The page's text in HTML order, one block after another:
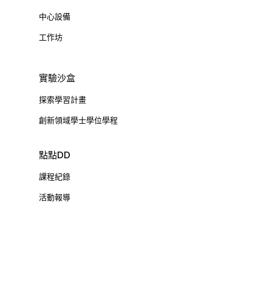
中心設備
工作坊
實驗沙盒
探索學習計畫
創新領域學士學位學程
點點DD
課程紀錄
活動報導